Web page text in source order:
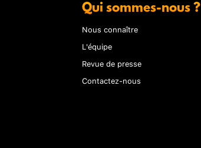
Qui sommes-nous ?
Nous connaître
L'équipe
Revue de presse
Contactez-nous